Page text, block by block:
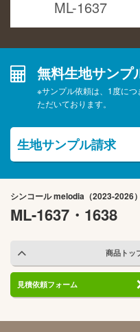
ML-1637
無料生地サンプ
※サンプル依頼は、1度に
ただいております。
生地サンプル請求
シンコールmelodia（2023-2026）
ML-1637・1638
商品トッ
見積依頼フォーム